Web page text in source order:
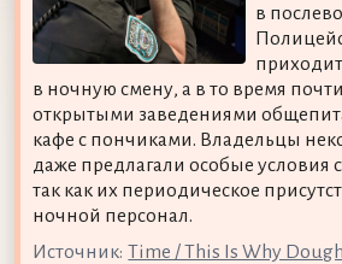
в
в ночную смену, а в то время
открытыми заведениями
кафе с пончиками. Владельцы
даже предлагали особые условия
так как их периодическое
ночной персонал.
Источник: Time / This Is Why